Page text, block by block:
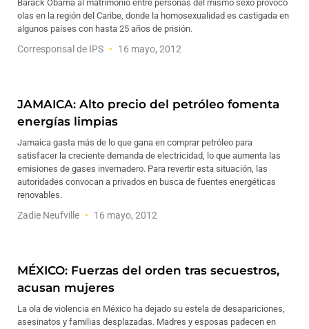
Barack Obama al matrimonio entre personas del mismo sexo provocó
olas en la región del Caribe, donde la homosexualidad es castigada en
algunos países con hasta 25 años de prisión.
Corresponsal de IPS 16 mayo, 2012
JAMAICA: Alto precio del petróleo fomenta
energías limpias
Jamaica gasta más de lo que gana en comprar petróleo para
satisfacer la creciente demanda de electricidad, lo que aumenta las
emisiones de gases invernadero. Para revertir esta situación, las
autoridades convocan a privados en busca de fuentes energéticas
renovables.
Zadie Neufville 16 mayo, 2012
MÉXICO: Fuerzas del orden tras secuestros,
acusan mujeres
La ola de violencia en México ha dejado su estela de desapariciones,
asesinatos y familias desplazadas. Madres y esposas padecen en